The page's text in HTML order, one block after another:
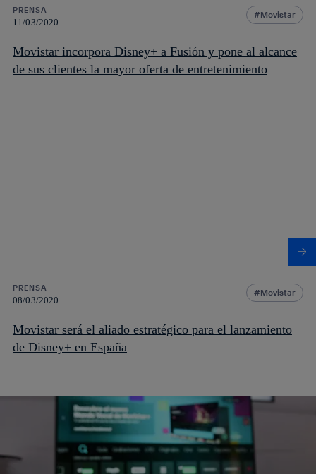
PRENSA
11/03/2020
Movistar
Movistar incorpora Disney+ a Fusión y pone al alcance
de sus clientes la mayor oferta de entretenimiento
PRENSA
08/03/2020
Movistar
Movistar será el aliado estratégico para el lanzamiento
de Disney+ en España